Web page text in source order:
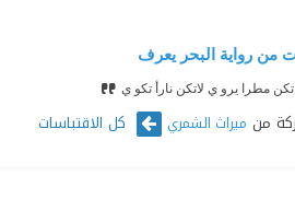
من رواية البحر يعرف
تكن مطرا يرو ي لاتكن نارأ تكو ي
من ميراث الشمري كل الاقتباسات